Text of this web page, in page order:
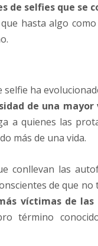
de selfies que se
hasta algo
selfie ha
de una
a quienes las
más de una vida.
conllevan las
de que
víctimas de
término